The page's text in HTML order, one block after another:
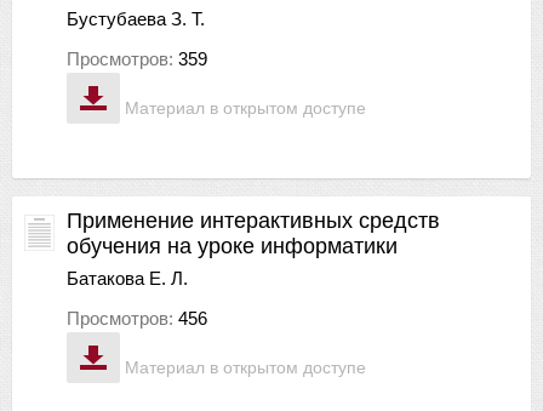
Материал в открытом доступе
Бустубаева З. Т.
Просмотров: 359
Материал в открытом доступе
Применение интерактивных средств
обучения на уроке информатики
Батакова Е. Л.
Просмотров: 456